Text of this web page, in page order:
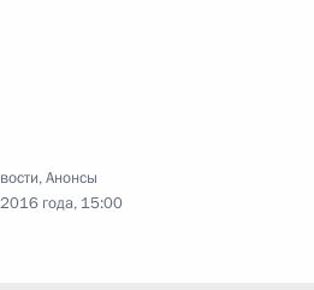
,Анонсы
года, 15:00